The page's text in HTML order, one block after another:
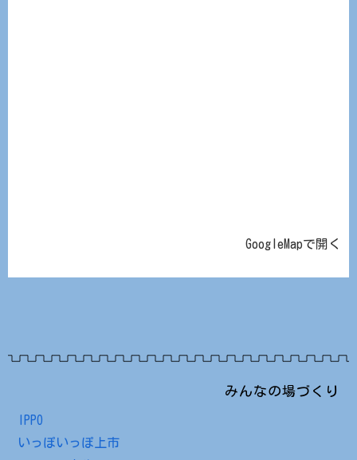
GoogleMapで開く
みんなの場づくり
IPPO
いっぽいっぽ上市